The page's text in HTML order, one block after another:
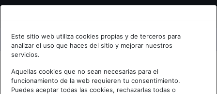
Bienvenid@ a psiquiatria.com
Escribe tu Email
Accede o regístrate con tu email.
Este sitio web utiliza cookies propias y de terceros para
analizar el uso que haces del sitio y mejorar nuestros
servicios.
Aquellas cookies que no sean necesarias para el
funcionamiento de la web requieren tu consentimiento.
Puedes aceptar todas las cookies, rechazarlas todas o